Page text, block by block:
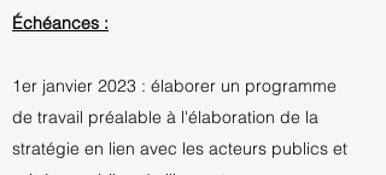
Échéances :
1er janvier 2023 : élaborer un programme
de travail préalable à l'élaboration de la
stratégie en lien avec les acteurs publics et